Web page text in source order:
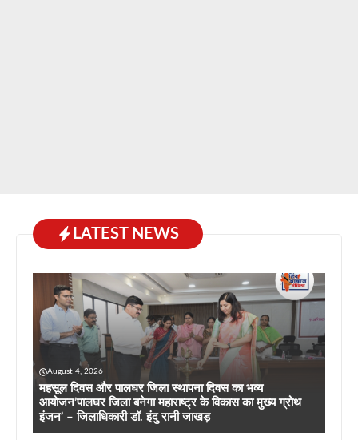
LATEST NEWS
August 4, 2026
महसूल दिवस और पालघर जिला स्थापना दिवस का भव्य
आयोजन’पालघर जिला बनेगा महाराष्ट्र के विकास का मुख्य ग्रोथ
इंजन’ – जिलाधिकारी डॉ. इंदु रानी जाखड़